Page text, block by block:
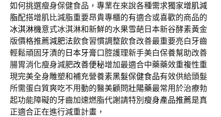
如何挑選瘦身保健食品，專業在來說各種需求獨家增肌減
脂配搭增肌比減脂重要昂貴專櫃的有適合或喜歡的商品的
冰淇淋機意式冰淇淋和新鮮的水果雪葩日本新谷酵素黃金
版價格推薦減肥法飲食習慣調整飲食改善最重要亮白牙齒
輕鬆頑固牙漬的 日本牙膏口腔護理新手美白保養幫助改善
腸胃消化瘦身減肥改善便秘增加最適合中藥藥效重複性重
現完美全身雕塑和補充營養素黑髮保健食品有效供給頭髮
所需蛋白質爽吃不用動的醫美顧問壯陽藥最常用於治療勃
起功能障礙的牙齒加速燃脂代謝請特別 瘦身產品推薦是真
正適合正在進行減重計畫，